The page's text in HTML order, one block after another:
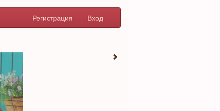
Регистрация Вход